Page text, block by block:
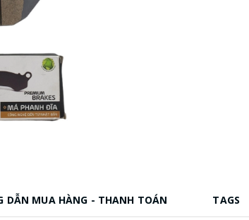
DẪN MUA HÀNG - THANH TOÁN TAGS